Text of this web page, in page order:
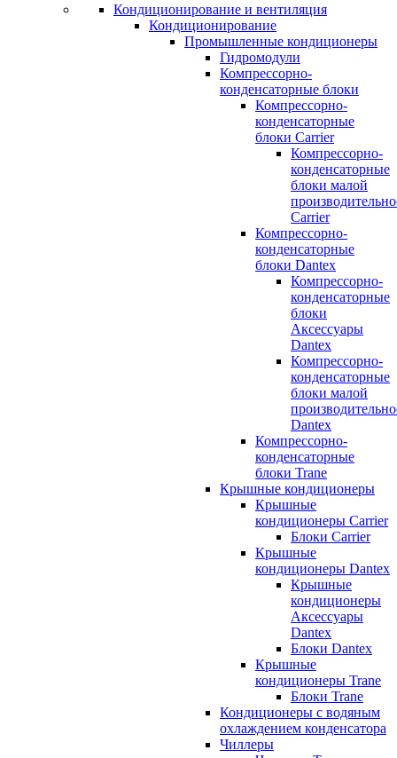
Кондиционирование и вентиляция
Кондиционирование
Промышленные кондиционеры
Гидромодули
Компрессорно-
конденсаторные блоки
Компрессорно-
конденсаторные
блоки Carrier
Компрессорно-
конденсаторные
блоки малой
Carrier
Компрессорно-
конденсаторные
блоки Dantex
Компрессорно-
конденсаторные
блоки
Аксессуары
Dantex
Компрессорно-
конденсаторные
блоки малой
Dantex
Компрессорно-
конденсаторные
блоки Trane
Крышные кондиционеры
Крышные
кондиционеры Carrier
Блоки Carrier
Крышные
кондиционеры Dantex
Крышные
кондиционеры
Аксессуары
Dantex
Блоки Dantex
Крышные
кондиционеры Trane
Блоки Trane
Кондиционеры с водяным
охлаждением конденсатора
Чиллеры